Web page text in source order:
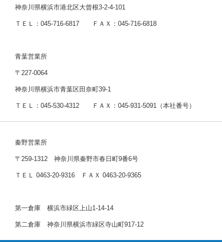
神奈川県横浜市港北区大曾根3-2-4-101
ＴＥＬ：045-716-6817 ＦＡＸ：045-716-6818
青葉営業所
〒227-0064
神奈川県横浜市青葉区田奈町39-1
ＴＥＬ：045-530-4312 ＦＡＸ：045-931-5091（本社番号）
秦野営業所
〒259-1312 神奈川県秦野市春日町9番6号
ＴＥＬ 0463-20-9316 ＦＡＸ 0463-20-9365
第一倉庫 横浜市緑区上山1-14-14
第二倉庫 神奈川県横浜市緑区寺山町917-12